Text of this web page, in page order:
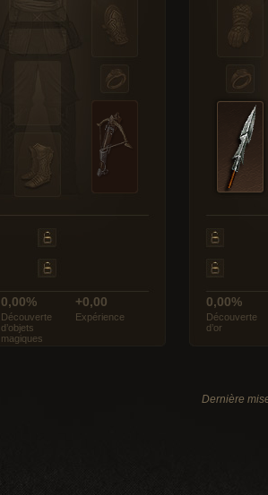
0,00%
Découverte
d’objets
magiques
+0,00
Expérience
0,00%
Découverte
d’or
Dernière